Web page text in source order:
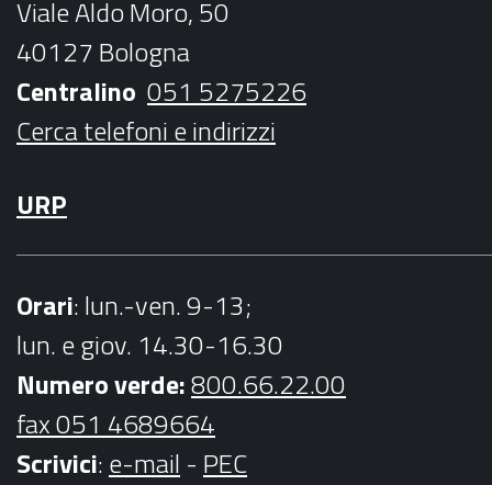
k
a
m
e
Viale Aldo Moro, 50
40127 Bologna
Centralino 051 5275226
Cerca telefoni e indirizzi
URP
Orari: lun.-ven. 9-13;
lun. e giov. 14.30-16.30
Numero verde:800.66.22.00
fax 051 4689664
Scrivici:e-mail - PEC